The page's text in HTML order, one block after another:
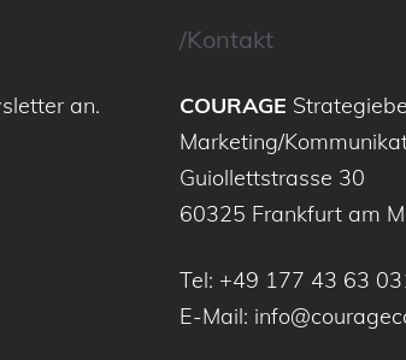
an.
/Kontakt
COURAGE
Marketing/
Guiollettstrasse 30
60325 Frankfurt am
Tel: +49 177 43 63
E-Mail: